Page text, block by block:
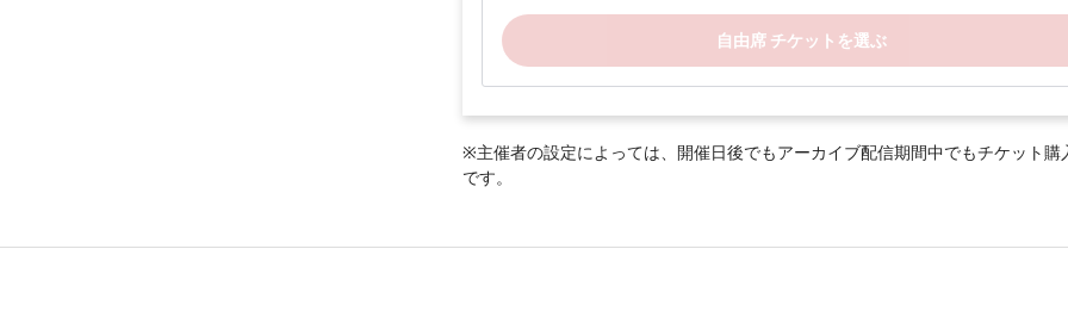
自由席 チケットを選ぶ
※主催者の設定によっては、開催日後でもアーカイブ配信期間中でもチケット購
です。